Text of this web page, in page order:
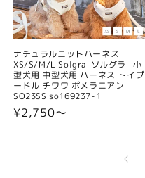
ナチュラルニットハーネス
XS/S/M/L Solgra-ソルグラ- 小
型犬用 中型犬用 ハーネス トイプ
ードル チワワ ポメラニアン
SO23SS so169237-1
通
¥2,750〜